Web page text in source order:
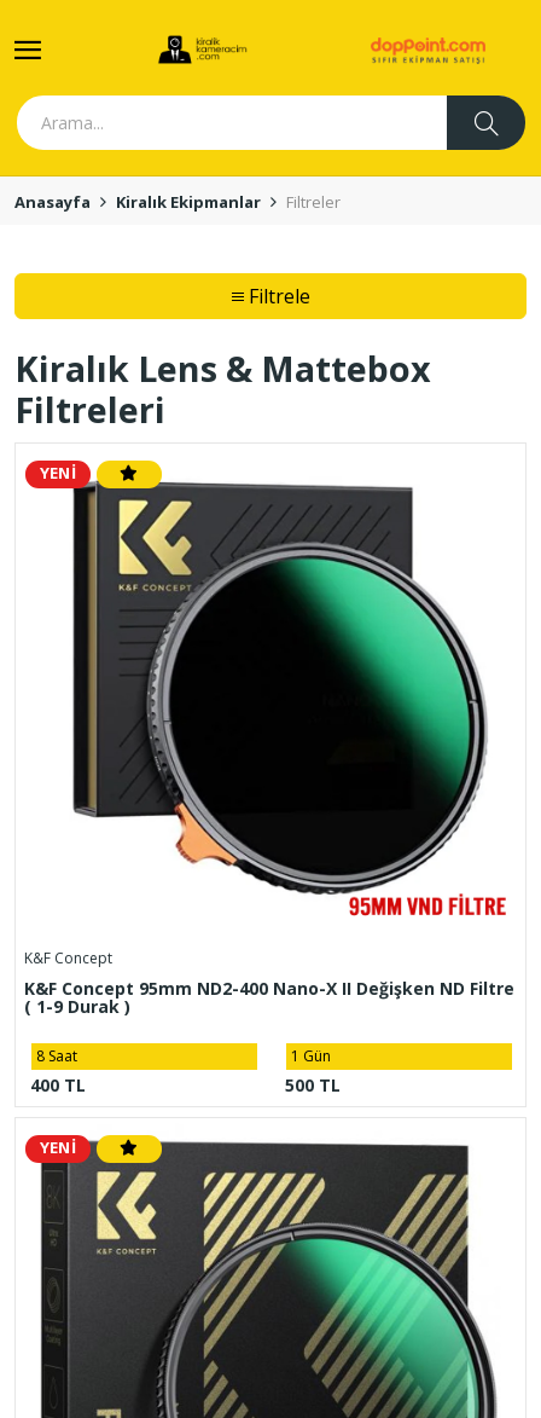
Anasayfa Kiralık Ekipmanlar Filtreler
Kiralık Lens & Mattebox
Filtreleri
YENİ
K&F Concept
K&F Concept 95mm ND2-400 Nano-X II Değişken ND Filtre
( 1-9 Durak )
8 Saat
400 TL
1 Gün
500 TL
YENİ
Filtrele